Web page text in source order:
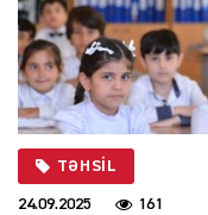
TƏHSIL
24.09.2025 161